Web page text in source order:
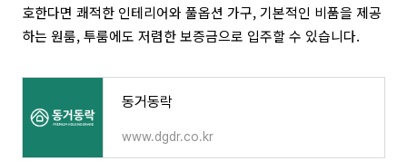
호한다면 쾌적한 인테리어와 풀옵션 가구, 기본적인 비품을 제공
하는 원룸, 투룸에도 저렴한 보증금으로 입주할 수 있습니다.
동거동락
www.dgdr.co.kr